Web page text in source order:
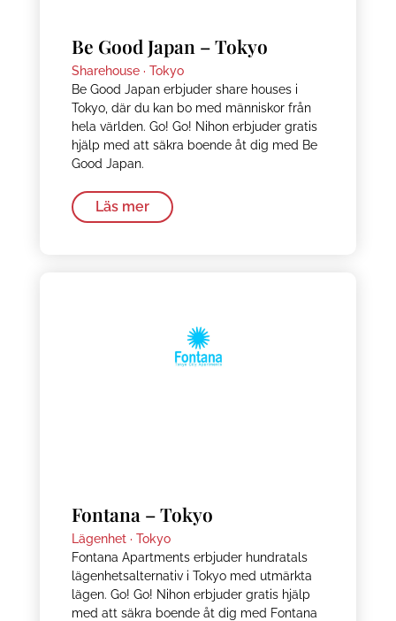
Be Good Japan – Tokyo
Sharehouse · Tokyo
Be Good Japan erbjuder share houses i
Tokyo, där du kan bo med människor från
hela världen. Go! Go! Nihon erbjuder gratis
hjälp med att säkra boende åt dig med Be
Good Japan.
Läs mer
Fontana – Tokyo
Lägenhet · Tokyo
Fontana Apartments erbjuder hundratals
lägenhetsalternativ i Tokyo med utmärkta
lägen. Go! Go! Nihon erbjuder gratis hjälp
med att säkra boende åt dig med Fontana